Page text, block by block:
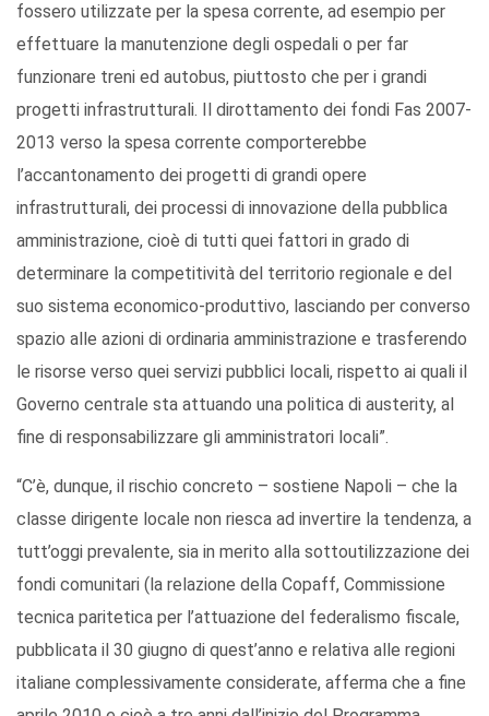
fossero utilizzate per la spesa corrente, ad esempio per
effettuare la manutenzione degli ospedali o per far
funzionare treni ed autobus, piuttosto che per i grandi
progetti infrastrutturali. Il dirottamento dei fondi Fas 2007-
2013 verso la spesa corrente comporterebbe
l’accantonamento dei progetti di grandi opere
infrastrutturali, dei processi di innovazione della pubblica
amministrazione, cioè di tutti quei fattori in grado di
determinare la competitività del territorio regionale e del
suo sistema economico-produttivo, lasciando per converso
spazio alle azioni di ordinaria amministrazione e trasferendo
le risorse verso quei servizi pubblici locali, rispetto ai quali il
Governo centrale sta attuando una politica di austerity, al
fine di responsabilizzare gli amministratori locali”.
“C’è, dunque, il rischio concreto – sostiene Napoli – che la
classe dirigente locale non riesca ad invertire la tendenza, a
tutt’oggi prevalente, sia in merito alla sottoutilizzazione dei
fondi comunitari (la relazione della Copaff, Commissione
tecnica paritetica per l’attuazione del federalismo fiscale,
pubblicata il 30 giugno di quest’anno e relativa alle regioni
italiane complessivamente considerate, afferma che a fine